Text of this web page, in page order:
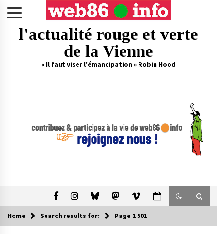
l'actualité rouge et verte
de la Vienne
« Il faut viser l'émancipation » Robin Hood
Home Search results for: Page 1 501